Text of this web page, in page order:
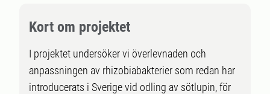
Kort om projektet
I projektet undersöker vi överlevnaden och
anpassningen av rhizobiabakterier som redan har
introducerats i Sverige vid odling av sötlupin, för